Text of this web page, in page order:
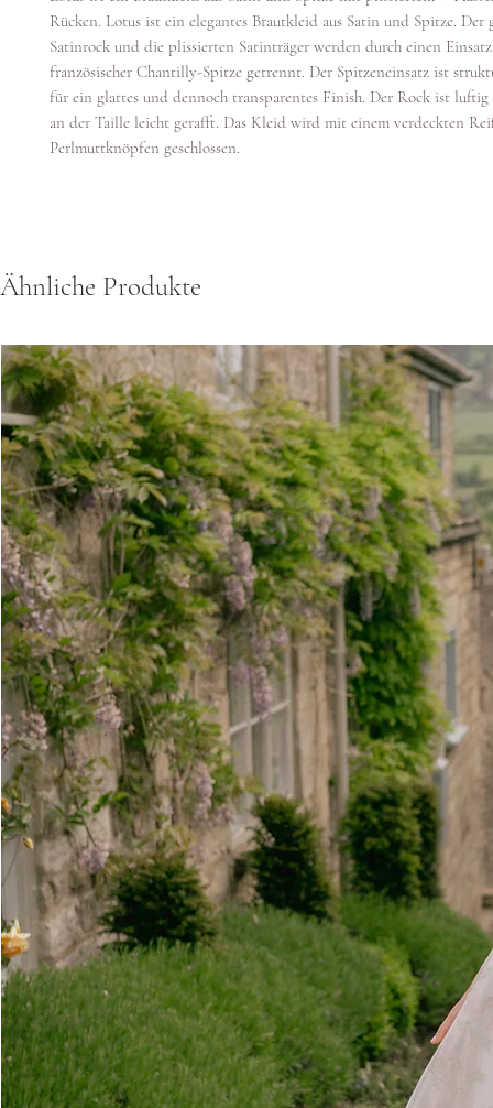
Rücken. Lotus ist ein elegantes Brautkleid aus Satin und Spitze. Der
Satinrock und die plissierten Satinträger werden durch einen Einsatz
französischer Chantilly-Spitze getrennt. Der Spitzeneinsatz ist
für ein glattes und dennoch transparentes Finish. Der Rock ist
an der Taille leicht gerafft. Das Kleid wird mit einem verdeckten
Perlmuttknöpfen geschlossen.
Ähnliche Produkte